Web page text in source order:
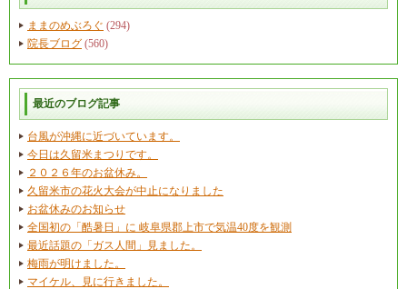
ままのめぶろぐ (294)
院長ブログ (560)
最近のブログ記事
台風が沖縄に近づいています。
今日は久留米まつりです。
２０２６年のお盆休み。
久留米市の花火大会が中止になりました
お盆休みのお知らせ
全国初の「酷暑日」に 岐阜県郡上市で気温40度を観測
最近話題の「ガス人間」見ました。
梅雨が明けました。
マイケル、見に行きました。